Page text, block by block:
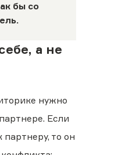
бы со
а не
нужно
Если
то он